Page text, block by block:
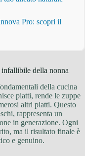
Pro: scopri il
della nonna
della cucina
piatti, rende le zuppe
altri piatti. Questo
rappresenta un
in generazione. Ogni
ma il risultato finale è
e genuino.